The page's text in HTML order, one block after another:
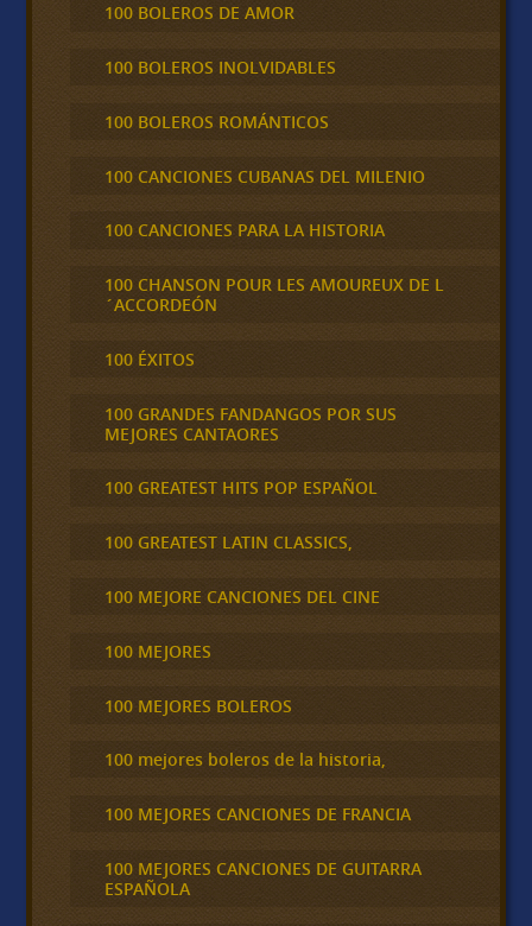
100 BOLEROS DE AMOR
100 BOLEROS INOLVIDABLES
100 BOLEROS ROMÁNTICOS
100 CANCIONES CUBANAS DEL MILENIO
100 CANCIONES PARA LA HISTORIA
100 CHANSON POUR LES AMOUREUX DE L
´ACCORDEÓN
100 ÉXITOS
100 GRANDES FANDANGOS POR SUS
MEJORES CANTAORES
100 GREATEST HITS POP ESPAÑOL
100 GREATEST LATIN CLASSICS,
100 MEJORE CANCIONES DEL CINE
100 MEJORES
100 MEJORES BOLEROS
100 mejores boleros de la historia,
100 MEJORES CANCIONES DE FRANCIA
100 MEJORES CANCIONES DE GUITARRA
ESPAÑOLA